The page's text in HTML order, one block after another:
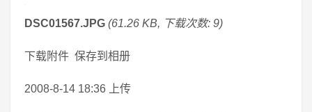
DSC01567.JPG (61.26 KB, 下载次数: 9)
下载附件 保存到相册
2008-8-14 18:36 上传